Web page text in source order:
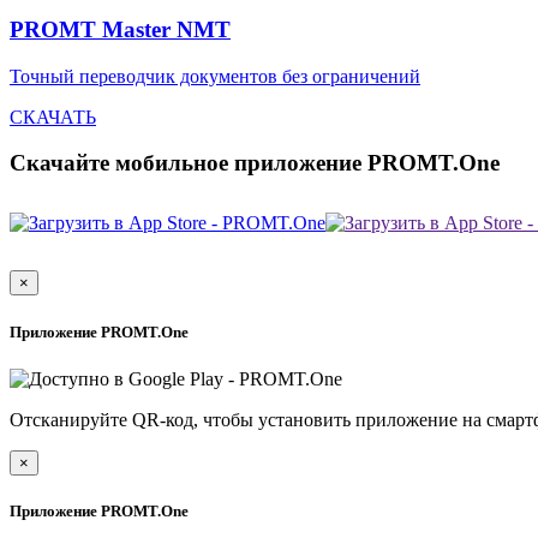
PROMT Master NMT
Точный переводчик документов без ограничений
СКАЧАТЬ
Скачайте мобильное приложение PROMT.One
×
Приложение PROMT.One
Отсканируйте QR-код, чтобы установить приложение на
×
Приложение PROMT.One